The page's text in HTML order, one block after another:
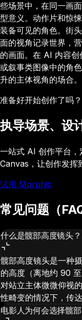
些场景中，在同一画
型意义。动作片和惊
装备可见的角色。街
面的视角记录世界，
的画面。在 AI 内容
或叙事类图像中的角
升的主体视角的场合。
准备好开始创作了吗？
执导场景、设
一站式 AI 创作平台，
Canvas，让创作发挥
试用 Morphic
常见问题（
什么是髋部高度镜头？
髋部高度镜头是一种
的高度（离地约 90
对站立主体微微仰视
性畸变的情况下，传
电影人为何会选择髋